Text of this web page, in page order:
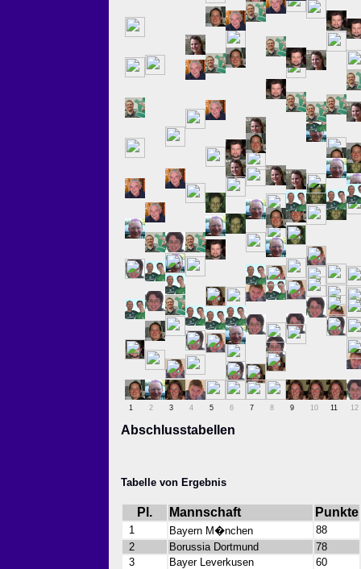
1 2 3 4 5 6 7 8 9 10 11 12
Abschlusstabellen
Tabelle von Ergebnis
Pl. Mannschaft Punkte
1 Bayern M�nchen
88
2
Borussia Dortmund
78
3
Bayer Leverkusen
60